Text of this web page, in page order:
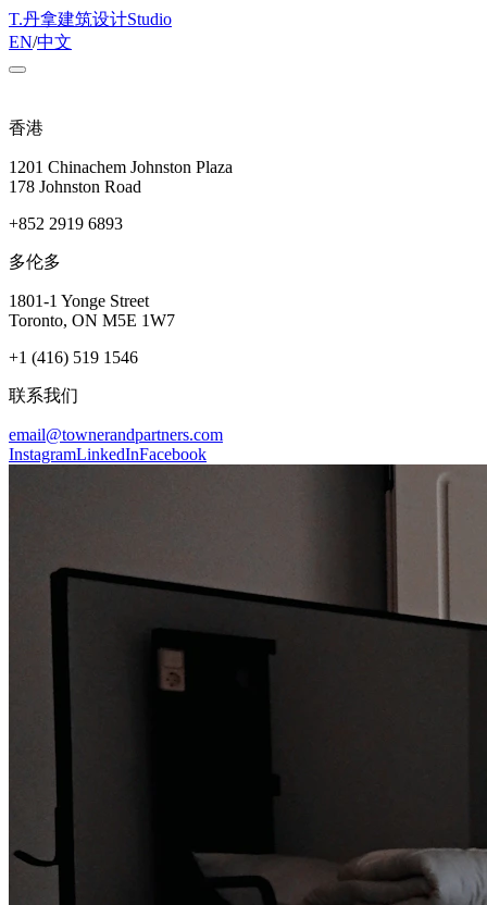
T.丹拿建筑设计Studio
EN/中文
香港
1201 Chinachem Johnston Plaza
178 Johnston Road
+852 2919 6893
多伦多
1801-1 Yonge Street
Toronto, ON M5E 1W7
+1 (416) 519 1546
联系我们
email@townerandpartners.com
InstagramLinkedInFacebook